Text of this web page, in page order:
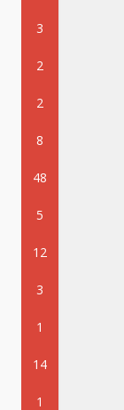
3
2
2
8
48
5
12
3
1
14
1